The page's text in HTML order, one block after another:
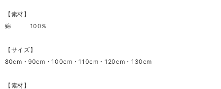
【素材】
綿 100%
【サイズ】
80cm・90cm・100cm・110cm・120cm・130cm
【素材】